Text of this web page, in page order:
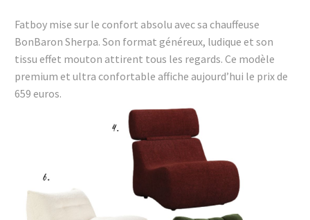
Fatboy mise sur le confort absolu avec sa chauffeuse
BonBaron Sherpa. Son format généreux, ludique et son
tissu effet mouton attirent tous les regards. Ce modèle
premium et ultra confortable affiche aujourd’hui le prix de
659 euros.